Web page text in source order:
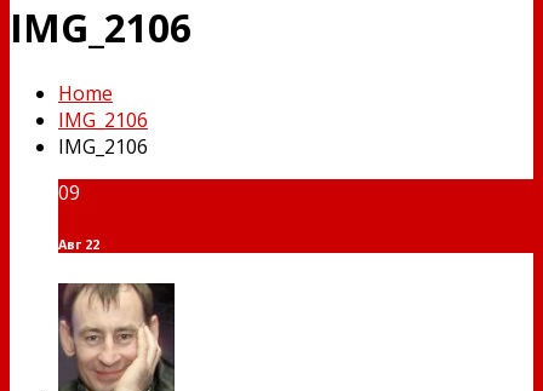
IMG_2106
Home
IMG_2106
IMG_2106
09
Авг 22